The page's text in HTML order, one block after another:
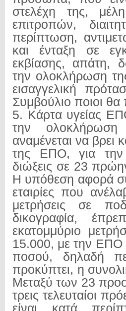
στελέχη της,
επιτροπών,
περίπτωση,
και ένταξη σε
εκβίασης, απάτη,
την ολοκλήρωση της
εισαγγελική
Συμβούλιο ποιοι
5. Κάρτα υγείας
την ολοκλήρωση
αναμένεται να βρει
της ΕΠΟ, για την
διώξεις σε 23
Η υπόθεση αφορά
εταιρίες που
μετρήσεις σε
δικογραφία,
εκατομμύριο
15.000, με την ΕΠΟ
ποσού, δηλαδή
προκύπτει, η
Μεταξύ των 23
τρεις τελευταίοι
είναι κατά